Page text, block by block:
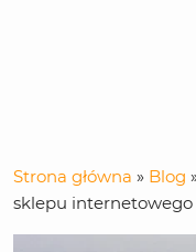
Strona główna » Blog
sklepu